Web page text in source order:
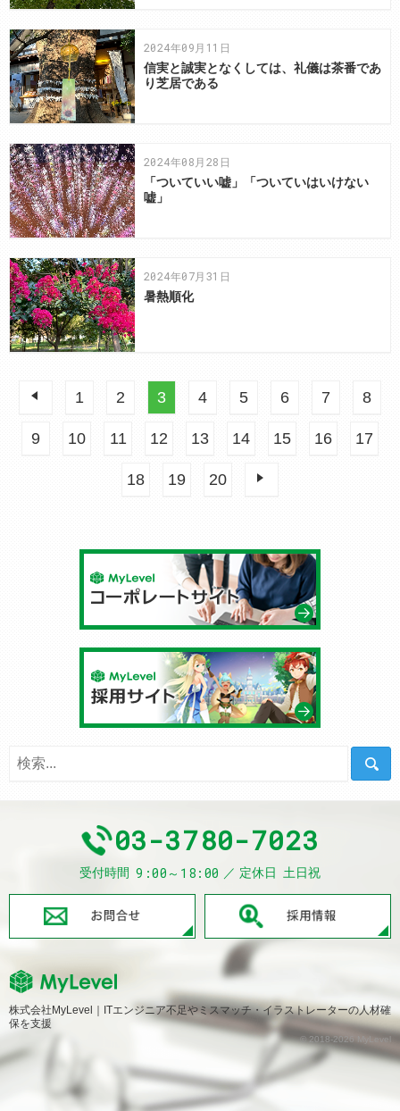
2024年09月11日
信実と誠実となくしては、礼儀は茶番であ
り芝居である
2024年08月28日
「ついていい嘘」「ついていはいけない
嘘」
2024年07月31日
暑熱順化
前へ
1 2 3 4 5 6 7 8
9 10 11 12 13 14 15 16 17
18 19 20
03-3780-7023
受付時間 9:00～18:00 定休日 土日祝
お問合せ
© 2018-2026 MyLevel
株式会社MyLevel｜ITエンジニア不足やミスマッチ・イラストレーターの人材確
保を支援